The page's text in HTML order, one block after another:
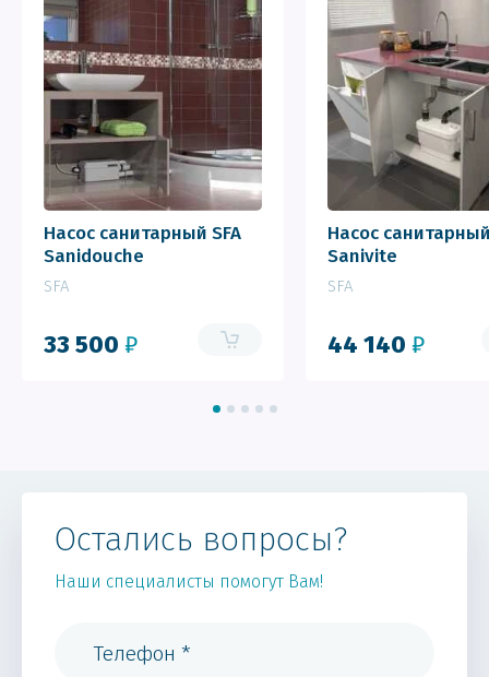
Насос санитарный SFA
Sanidouche
SFA
33 500 ₽
Насос
Sanivite
SFA
44 140 ₽
Остались вопросы?
Наши специалисты помогут Вам!